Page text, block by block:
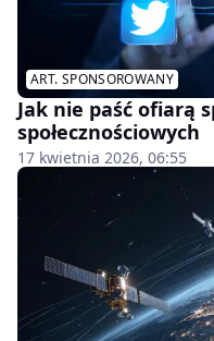
ART. SPONSOROWANY
Jak nie paść ofiarą
społecznościowych
17 kwietnia 2026, 06:55